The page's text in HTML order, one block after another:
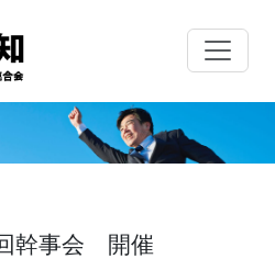
幹事会 開催